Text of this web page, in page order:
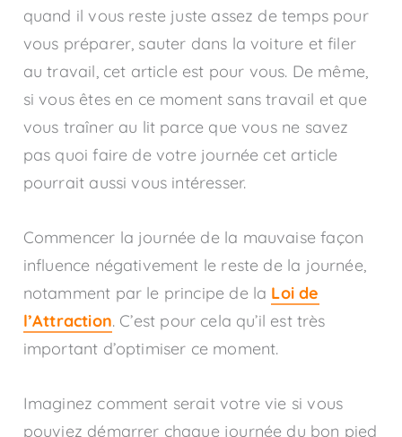
quand il vous reste juste assez de temps pour
vous préparer, sauter dans la voiture et filer
au travail, cet article est pour vous. De même,
si vous êtes en ce moment sans travail et que
vous traîner au lit parce que vous ne savez
pas quoi faire de votre journée cet article
pourrait aussi vous intéresser.
Commencer la journée de la mauvaise façon
influence négativement le reste de la journée,
notamment par le principe de la Loi de
l’Attraction. C’est pour cela qu’il est très
important d’optimiser ce moment.
Imaginez comment serait votre vie si vous
pouviez démarrer chaque journée du bon pied